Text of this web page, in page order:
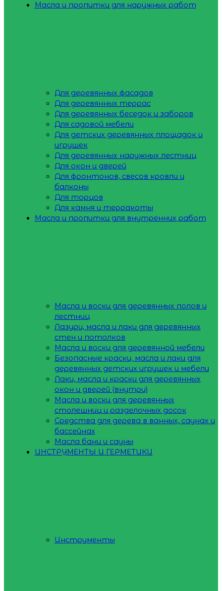
Масла и пропитки для наружных работ
Для деревянных фасадов
Для деревянных террас
Для деревянных беседок и заборов
Для садовой мебели
Для детских деревянных площадок и
игрушек
Для деревянных наружных лестниц
Для окон и дверей
Для фронтонов, свесов кровли и
балконы
Для торцов
Для камня и терракоты
Масла и пропитки для внутренних работ
Масла и воски для деревянных полов и
лестниц
Лазури, масла и лаки для деревянных
стен и потолков
Масла и воски для деревянной мебели
Безопасные краски, масла и лаки для
деревянных детских игрушек и мебели
Лаки, масла и краски для деревянных
окон и дверей (внутри)
Масла и воски для деревянных
столешниц и разделочных досок
Средства для дерева в ванных, саунах и
бассейнах
Масла бани и сауны
ИНСТРУМЕНТЫ И ГЕРМЕТИКИ
Инструменты